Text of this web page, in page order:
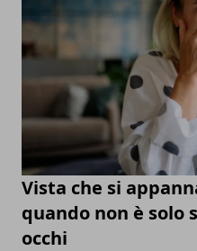
Vista che si
quando non è solo
occhi